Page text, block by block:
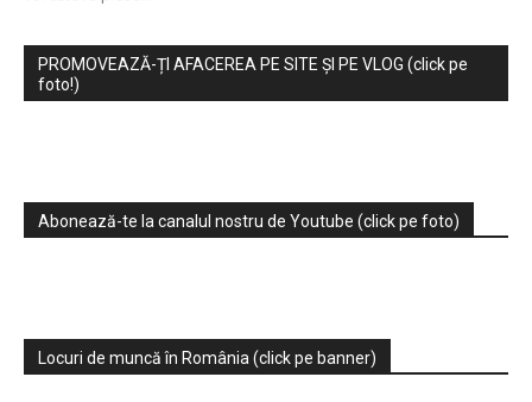
PROMOVEAZĂ-ȚI AFACEREA PE SITE ȘI PE VLOG (click pe
foto!)
Abonează-te la canalul nostru de Youtube (click pe foto)
Locuri de muncă în România (click pe banner)